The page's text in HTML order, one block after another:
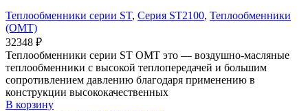
Теплообменники серии ST, Серия ST2100, Теплообменники
(OMT)
32348 ₽
Теплообменники серии ST OMT это — воздушно-масляные
теплообменники с высокой теплопередачей и большим
сопротивлением давлению благодаря применению в
конструкции высококачественных
В корзину